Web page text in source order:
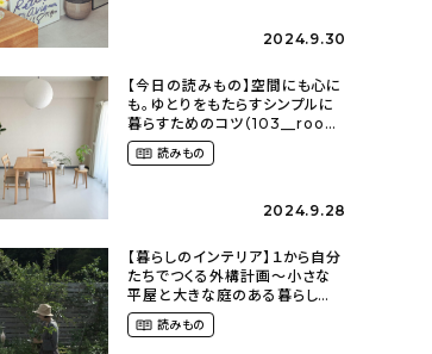
2024.9.30
【今日の読みもの】空間にも心に
も。ゆとりをもたらすシンプルに
暮らすためのコツ（103__room
さん）
読みもの
2024.9.28
【暮らしのインテリア】１から自分
たちでつくる外構計画〜小さな
平屋と大きな庭のある暮らし
（tsumikiniwaさん）
読みもの